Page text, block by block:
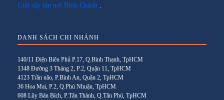
Giặt sấy tận nơi Bình Chánh
DANH SÁCH CHI NHÁNH
140/11 Điện Biên Phủ P.17, Q.Bình Thạnh, TpHCM
1348 Đường 3 Tháng 2, P.2, Quận 11, TpHCM
4123 Trần não, P.Bình An, Quận 2, TpHCM
36 Hoa Mai, P.2, Q.Phú Nhuận, TpHCM
608 Lũy Bán Bích, P.Tân Thành, Q.Tân Phú, TpHCM